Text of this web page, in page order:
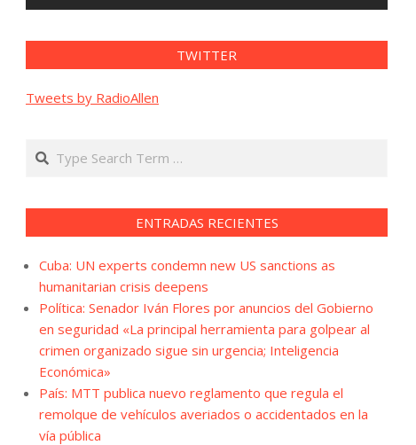
TWITTER
Tweets by RadioAllen
Search
ENTRADAS RECIENTES
Cuba: UN experts condemn new US sanctions as
humanitarian crisis deepens
Política: Senador Iván Flores por anuncios del Gobierno
en seguridad «La principal herramienta para golpear al
crimen organizado sigue sin urgencia; Inteligencia
Económica»
País: MTT publica nuevo reglamento que regula el
remolque de vehículos averiados o accidentados en la
vía pública